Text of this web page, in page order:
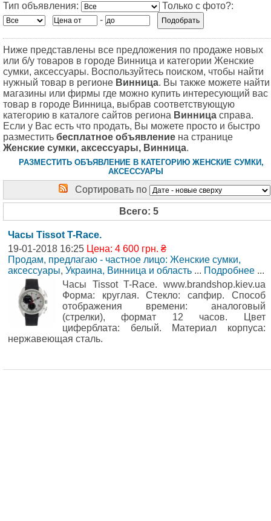
Тип объявления:
Только с фото?:
-
Ниже представлены все предложения по продаже новых
или б/у товаров в городе Винница и категории Женские
сумки, аксессуары. Воспользуйтесь поиском, чтобы найти
нужный товар в регионе Винница. Вы также можете найти
магазины или фирмы где можно купить интересующий вас
товар в городе Винница, выбрав соответствующую
категорию в каталоге сайтов региона Винница справа.
Если у Вас есть что продать, Вы можете просто и быстро
разместить бесплатное объявление на странице
Женские сумки, аксессуары, Винница.
РАЗМЕСТИТЬ ОБЪЯВЛЕНИЕ В КАТЕГОРИЮ ЖЕНСКИЕ СУМКИ,
АКСЕССУАРЫ
Сортировать по
Всего: 5
Часы Tissot T-Race.
19-01-2018 16:25 Цена: 4 600 грн. ₴
Продам, предлагаю - частное лицо: Женские сумки,
аксессуары, Украина, Винница и область ... Подробнее ...
Часы Tissot T-Race. www.brandshop.kiev.ua
Форма: круглая. Стекло: сапфир. Способ
отображения времени: аналоговый
(стрелки), формат 12 часов. Цвет
циферблата: белый. Материал корпуса:
нержавеющая сталь.